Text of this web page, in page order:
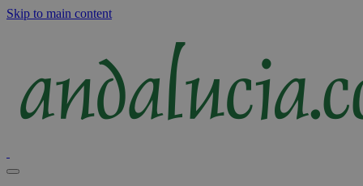
Skip to main content